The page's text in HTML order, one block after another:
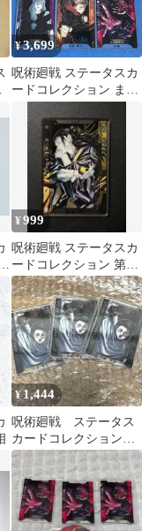
¥3,699
呪術廻戦 ステータスカ
ードコレクション まと
め売り
¥999
呪術廻戦 ステータスカ
ードコレクション 第1
弾 夏油傑
¥1,444
呪術廻戦 ステータス
カードコレクション
ステカ 第一弾 乙骨憂
太 3点